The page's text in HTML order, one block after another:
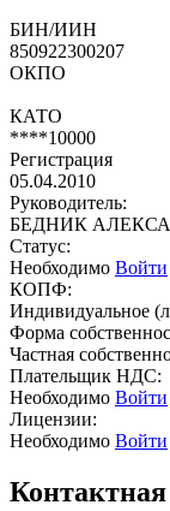
БИН/ИИН
850922300207
ОКПО
КАТО
****10000
Регистрация
05.04.2010
Руководитель:
БЕДНИК
Статус:
Необходимо Войти
КОПФ:
Индивидуальное
Форма
Частная
Плательщик НДС:
Необходимо Войти
Лицензии:
Необходимо Войти